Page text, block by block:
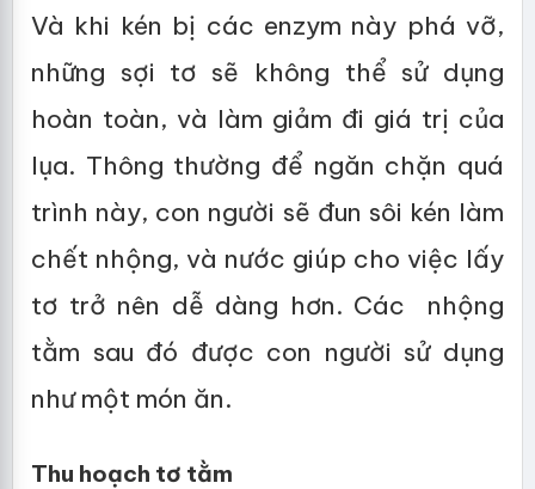
Và khi kén bị các enzym này phá vỡ,
những sợi tơ sẽ không thể sử dụng
hoàn toàn, và làm giảm đi giá trị của
lụa. Thông thường để ngăn chặn quá
trình này, con người sẽ đun sôi kén làm
chết nhộng, và nước giúp cho việc lấy
tơ trở nên dễ dàng hơn. Các nhộng
tằm sau đó được con người sử dụng
như một món ăn.
Thu hoạch tơ tằm